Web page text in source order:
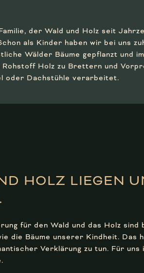
der Wald und Holz seit
als Kinder haben wir bei uns
Wälder Bäume gepflanzt und
Rohstoff Holz zu Brettern und
oder Dachstühle verarbeitet.
HOLZ LIEGEN
für den Wald und das Holz sind
die Bäume unserer Kindheit. Das
Verklärung zu tun. Für